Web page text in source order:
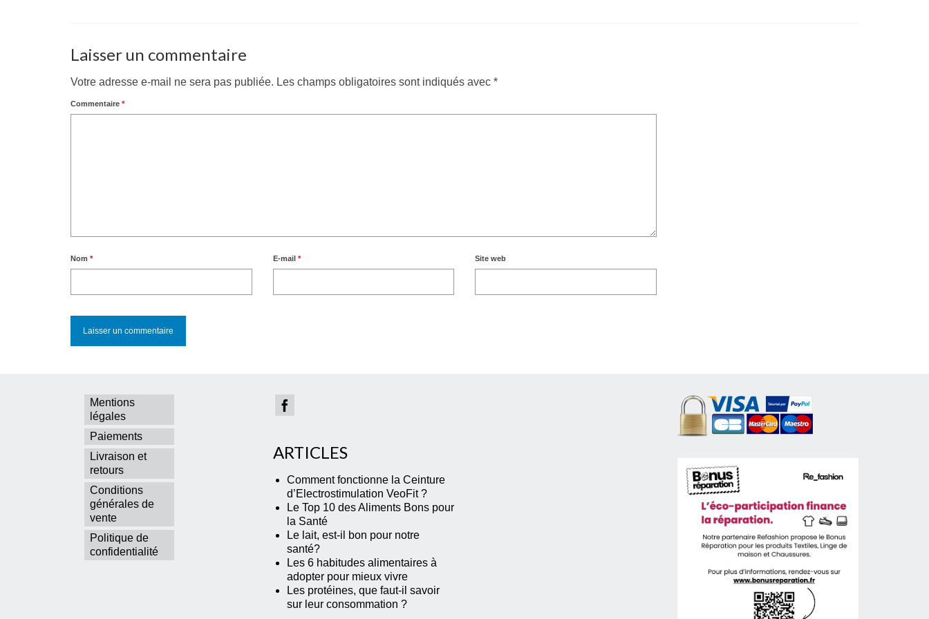
Laisser un commentaire
Votre adresse e-mail ne sera pas publiée. Les champs obligatoires sont indiqués avec *
Commentaire *
Nom * E-mail * Site web
Mentions
légales
Paiements
Livraison et
retours
Conditions
générales de
vente
Politique de
confidentialité
ARTICLES
Comment fonctionne la Ceinture
d’Electrostimulation VeoFit ?
Le Top 10 des Aliments Bons pour
la Santé
Le lait, est-il bon pour notre
santé?
Les 6 habitudes alimentaires à
adopter pour mieux vivre
Les protéines, que faut-il savoir
sur leur consommation ?